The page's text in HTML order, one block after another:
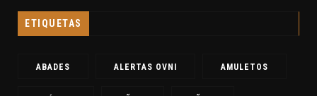
ETIQUETAS
ABADES ALERTAS OVNI AMULETOS